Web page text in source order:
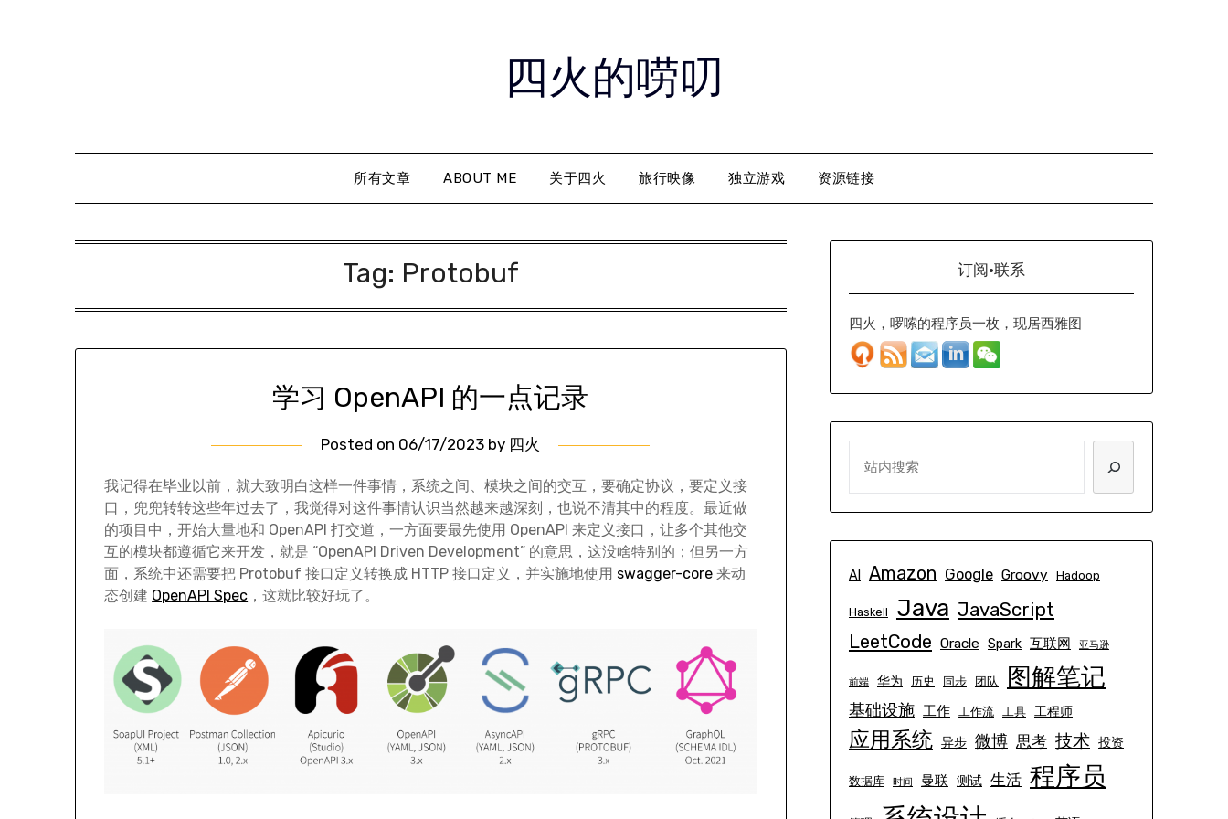
四火的唠叨
所有文章 ABOUT ME 关于四火 旅行映像 独立游戏 资源链接
Tag: Protobuf
学习 OpenAPI 的一点记录
Posted on 06/17/2023 by 四火
我记得在毕业以前，就大致明白这样一件事情，系统之间、模块之间的交互，要确定协议，要定义接
口，兜兜转转这些年过去了，我觉得对这件事情认识当然越来越深刻，也说不清其中的程度。最近做
的项目中，开始大量地和 OpenAPI 打交道，一方面要最先使用 OpenAPI 来定义接口，让多个其他交
互的模块都遵循它来开发，就是 “OpenAPI Driven Development” 的意思，这没啥特别的；但另一方
面，系统中还需要把 Protobuf 接口定义转换成 HTTP 接口定义，并实施地使用 swagger-core 来动
态创建 OpenAPI Spec ，这就比较好玩了。
订阅·联系
四火，啰嗦的程序员一枚，现居西雅图
AI Amazon Google Groovy Hadoop
Haskell Java JavaScript
LeetCode Oracle Spark 互联网 亚马逊
前端 华为 历史 同步 团队 图解笔记
基础设施 工作 工作流 工具 工程师
应用系统 异步 微博 思考 技术 投资
数据库 时间 曼联 测试 生活 程序员